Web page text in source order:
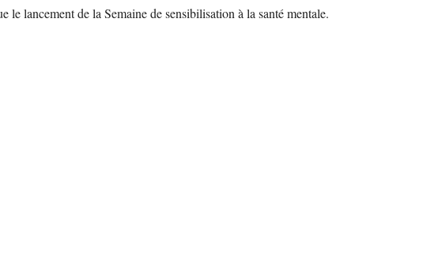
le lancement de la Semaine de sensibilisation à la santé mentale.